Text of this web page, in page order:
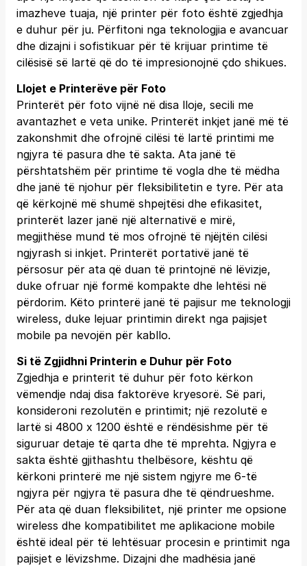
imazheve tuaja, një printer për foto është zgjedhja
e duhur për ju. Përfitoni nga teknologjia e avancuar
dhe dizajni i sofistikuar për të krijuar printime të
cilësisë së lartë që do të impresionojnë çdo shikues.
Llojet e Printerëve për Foto
Printerët për foto vijnë në disa lloje, secili me
avantazhet e veta unike. Printerët inkjet janë më të
zakonshmit dhe ofrojnë cilësi të lartë printimi me
ngjyra të pasura dhe të sakta. Ata janë të
përshtatshëm për printime të vogla dhe të mëdha
dhe janë të njohur për fleksibilitetin e tyre. Për ata
që kërkojnë më shumë shpejtësi dhe efikasitet,
printerët lazer janë një alternativë e mirë,
megjithëse mund të mos ofrojnë të njëjtën cilësi
ngjyrash si inkjet. Printerët portativë janë të
përsosur për ata që duan të printojnë në lëvizje,
duke ofruar një formë kompakte dhe lehtësi në
përdorim. Këto printerë janë të pajisur me teknologji
wireless, duke lejuar printimin direkt nga pajisjet
mobile pa nevojën për kabllo.
Si të Zgjidhni Printerin e Duhur për Foto
Zgjedhja e printerit të duhur për foto kërkon
vëmendje ndaj disa faktorëve kryesorë. Së pari,
konsideroni rezolutën e printimit; një rezolutë e
lartë si 4800 x 1200 është e rëndësishme për të
siguruar detaje të qarta dhe të mprehta. Ngjyra e
sakta është gjithashtu thelbësore, kështu që
kërkoni printerë me një sistem ngjyre me 6-të
ngjyra për ngjyra të pasura dhe të qëndrueshme.
Për ata që duan fleksibilitet, një printer me opsione
wireless dhe kompatibilitet me aplikacione mobile
është ideal për të lehtësuar procesin e printimit nga
pajisjet e lëvizshme. Dizajni dhe madhësia janë